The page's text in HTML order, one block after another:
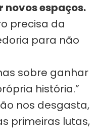
espaços.
precisa da
para não
sobre ganhar
história.”
nos desgasta,
primeiras lutas,